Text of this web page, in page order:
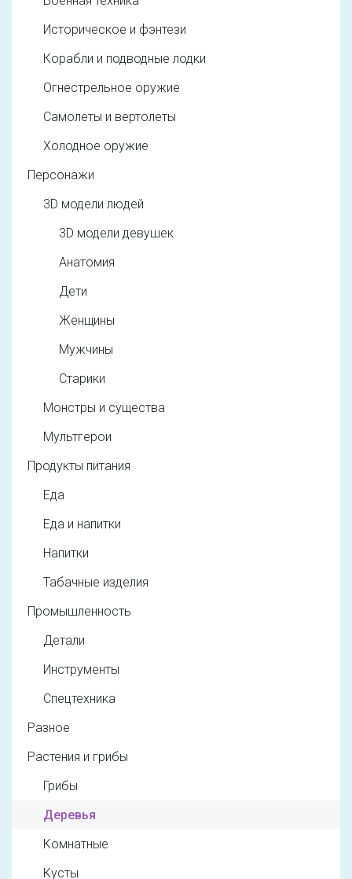
Историческое и фэнтези
Корабли и подводные лодки
Огнестрельное оружие
Самолеты и вертолеты
Холодное оружие
Персонажи
3D модели людей
3D модели девушек
Анатомия
Дети
Женщины
Мужчины
Старики
Монстры и существа
Мультгерои
Продукты питания
Еда
Еда и напитки
Напитки
Табачные изделия
Промышленность
Детали
Инструменты
Спецтехника
Разное
Растения и грибы
Грибы
Деревья
Комнатные
Кусты